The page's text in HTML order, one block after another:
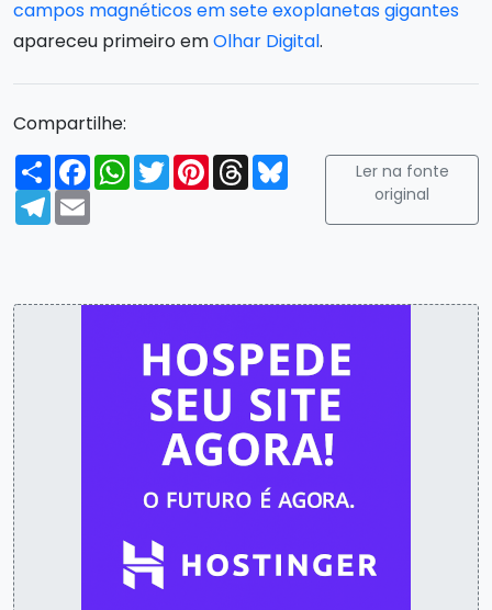
campos magnéticos em sete exoplanetas gigantes
apareceu primeiro emOlhar Digital.
Compartilhe:
Compartilhar
FacebookWhatsApp
TwitterPinterest
ThreadsBluesky
Telegram
Email
Ler na fonte
original